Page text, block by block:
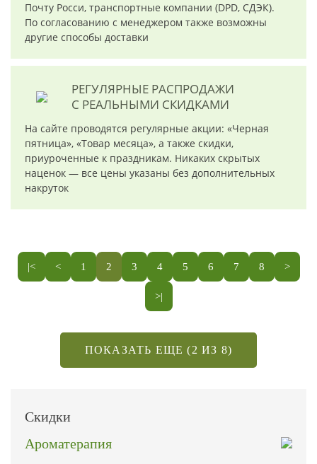
Скидки
Ароматерапия
Почту Росси, транспортные компании (DPD, СДЭК).
По согласованию с менеджером также возможны
другие способы доставки
РЕГУЛЯРНЫЕ РАСПРОДАЖИ
С РЕАЛЬНЫМИ СКИДКАМИ
На сайте проводятся регулярные акции: «Черная
пятница», «Товар месяца», а также скидки,
приуроченные к праздникам. Никаких скрытых
наценок — все цены указаны без дополнительных
накруток
|< < 1 2 3 4 5 6 7 8 >
>|
ПОКАЗАТЬ ЕЩЕ (2 ИЗ 8)